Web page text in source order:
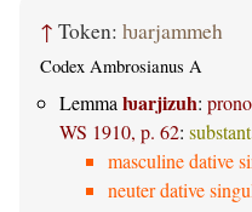
↑ Token: ƕarjammeh
Codex Ambrosianus A
Lemmaƕarjizuh:
WS 1910, p. 62:
masculine dative
neuter dative